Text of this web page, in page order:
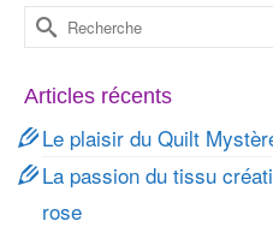
Rechercher :
Articles récents
Le plaisir du Quilt
La passion du tissu
rose